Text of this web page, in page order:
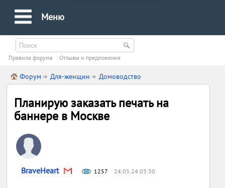
Меню
Правила форума Oтзывы и предложения
Форум Для-женщин Домоводство
Планирую заказать печать на
баннере в Москве
BraveHeart 1257 24.03.24 03:30